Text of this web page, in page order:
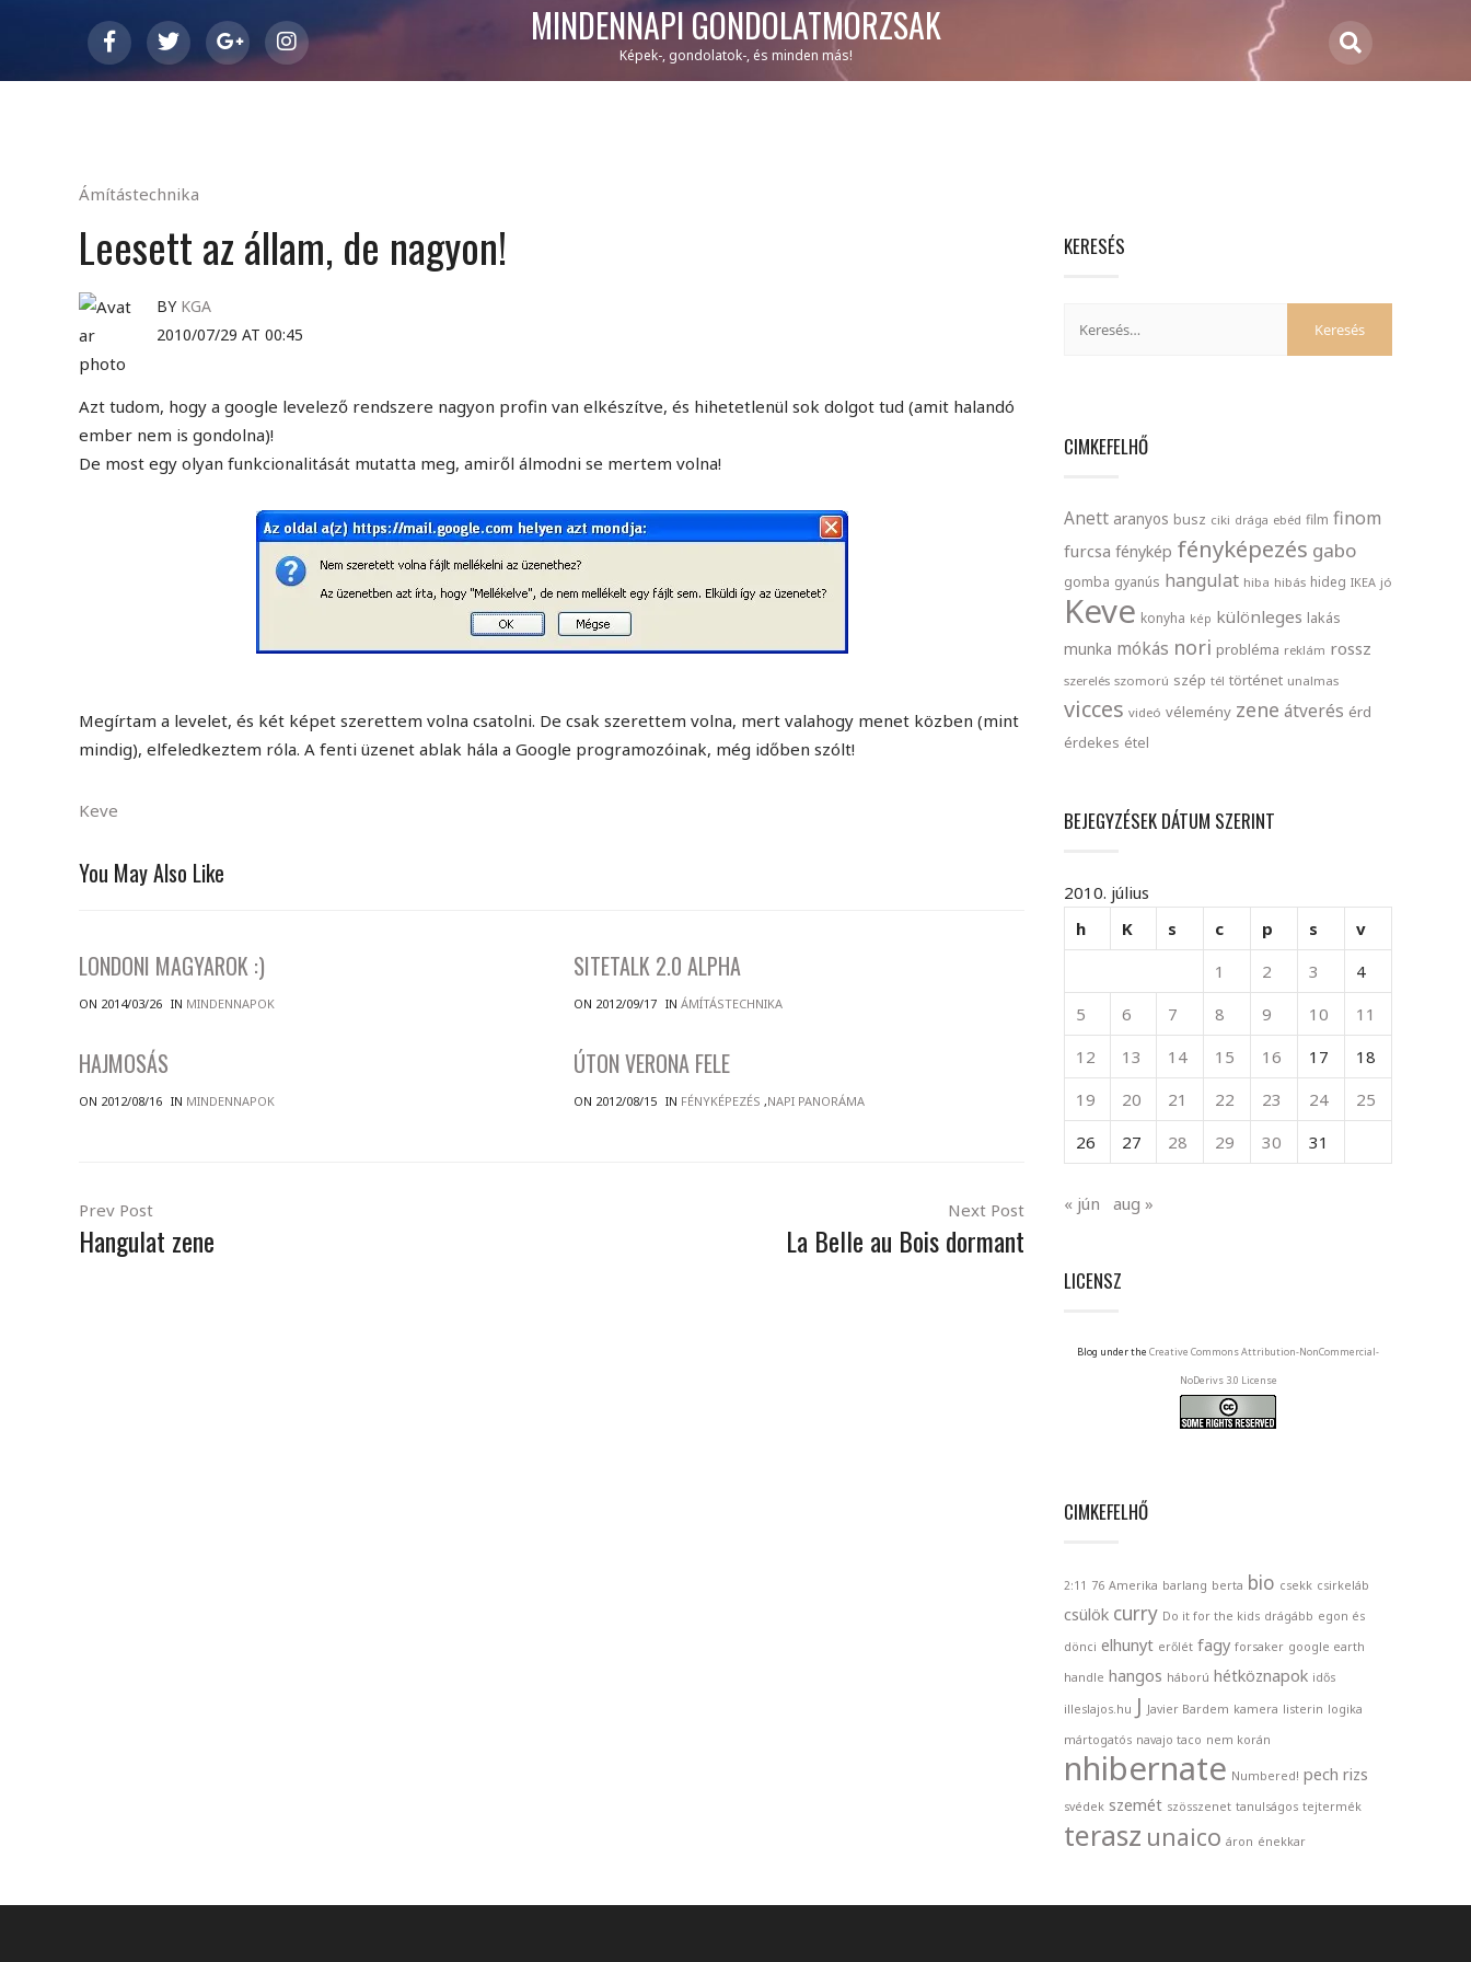
MINDENNAPI GONDOLATMORZSÁK
Képek-, gondolatok-, és minden más!
Ámítástechnika
Leesett az állam, de nagyon!
BY KGA
2010/07/29 AT 00:45
Azt tudom, hogy a google levelező rendszere nagyon profin van elkészítve, és hihetetlenül sok dolgot tud (amit halandó
ember nem is gondolna)!
De most egy olyan funkcionalitását mutatta meg, amiről álmodni se mertem volna!
Megírtam a levelet, és két képet szerettem volna csatolni. De csak szerettem volna, mert valahogy menet közben (mint
mindig), elfeledkeztem róla. A fenti üzenet ablak hála a Google programozóinak, még időben szólt!
Keve
You May Also Like
LONDONI MAGYAROK :)
ON 2014/03/26 IN MINDENNAPOK
SITETALK 2.0 ALPHA
ON 2012/09/17 INÁMÍTÁSTECHNIKA
HAJMOSÁS
ON 2012/08/16 IN MINDENNAPOK
ÚTON VERONA FELE
ON 2012/08/15 IN FÉNYKÉPEZÉS ,NAPI PANORÁMA
Prev Post
Hangulat zene
Next Post
La Belle au Bois dormant
KERESÉS
CIMKEFELHŐ
Anett aranyos busz ciki drága ebéd film finom
furcsa fénykép fényképezés gabo
gomba gyanús hangulat hiba hibás hideg IKEA jó
Keve konyha kép különleges lakás
munka mókás nori probléma reklám rossz
szerelés szomorú szép tél történet unalmas
vicces videó vélemény zene átverés érd
érdekes étel
BEJEGYZÉSEK DÁTUM SZERINT
2010. július
h
K s c p s
v
1
2 3
4
5
6 7 8 9 10
11
12
13 14 15 16 17
18
19
20 21 22 23 24
25
26
27 28 29 30 31
« jún aug »
LICENSZ
Blog under the Creative Commons Attribution-NonCommercial-
NoDerivs 3.0 License
CIMKEFELHŐ
2:11 76 Amerika barlang berta bio csekk csirkeláb
csülök curry Do it for the kids drágább egon és
dönci elhunyt erőlét fagy forsaker google earth
handle hangos háború hétköznapok idős
illeslajos.hu J Javier Bardem kamera listerin logika
mártogatós navajo taco nem korán
nhibernate Numbered! pech rizs
svédek szemét szösszenet tanulságos tejtermék
terasz unaico áron énekkar